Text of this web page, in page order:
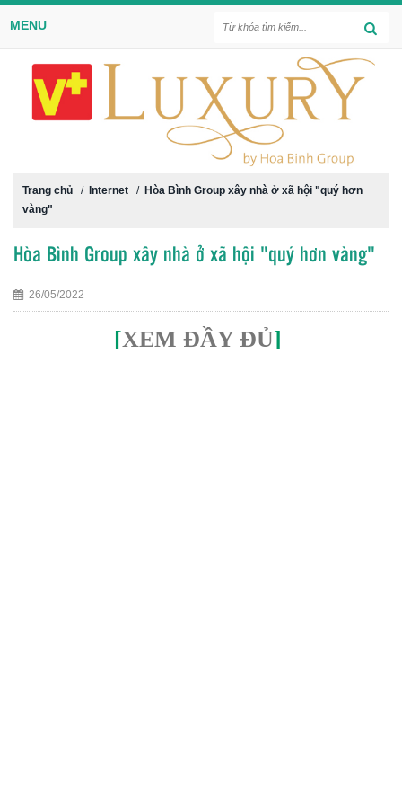
MENU
Trang chủ / Internet / Hòa Bình Group xây nhà ở xã hội "quý hơn
vàng"
Hòa Bình Group xây nhà ở xã hội "quý hơn vàng"
26/05/2022
[XEM ĐẦY ĐỦ]